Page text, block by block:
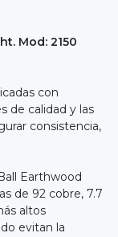
Mod: 2150
con
de calidad y las
consistencia,
Earthwood
de 92 cobre, 7.7
altos
evitan la